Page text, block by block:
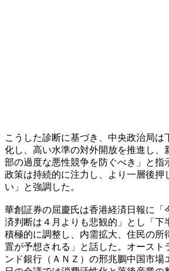
こうした診断に基づき、中央政治局は
化し、高い水準の対外開放を推進し、
部の過度な悪性競争を防ぐべき」と指
政策は持続的に注力し、より一層後押
い」と強調した。
華創証券の屈慶氏は香港経済日報に「
済判断は４月よりも悲観的」とし「下
積極的に調整し、内需拡大、住民の所
置が予想される」と話した。オースト
ンド銀行（ＡＮＺ）の邢兆鵬中国市場